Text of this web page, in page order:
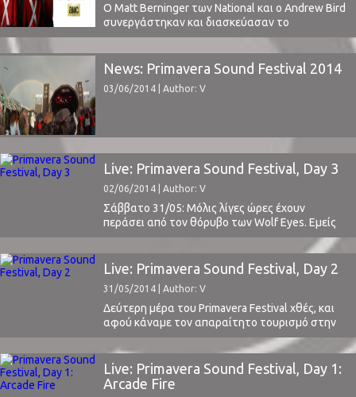
Ο Matt Berninger των National και ο Andrew Bird
συνεργάστηκαν και διασκεύασαν το
παραδοσιακό Αγγλικό τραγούδι A Lyke Wake
Dirge. Το κομμάτι προορίζεται για την σειρά
Turn του AMC.Η διασκευή είναι πάρα πολύ καλή,
μπάντες της δεκαετίας του '60. Με μία πολύ
News: Primavera Sound Festival 2014
03/06/2014 | Author: V
Live: Primavera Sound Festival, Day 3
02/06/2014 | Author: V
Σάββατο 31/05: Μόλις λίγες ώρες έχουν
περάσει από τον θόρυβο των Wolf Eyes. Εμείς
ξυπνάμε στο ξενοδοχείο νωρίς για να
τραγουδίσουμε το Slow Show των National, το
οποίο δεν έλεγε να σταματήσει να ακούγεται
στα αυτιά μας. Σκεφτόμασταν την χθεσινή
εμφάνιση του Justin Vernon με τους National και
περιμέναμε με ...
Live: Primavera Sound Festival, Day 2
31/05/2014 | Author: V
Δεύτερη μέρα του Primavera Festival χθές, και
αφού κάναμε τον απαραίτητο τουρισμό στην
πόλη, αποφασίσαμε να μπούμε μέσα στο
φεστιβάλ την ώρα που άρχισαν οι πρώτες
ψιχάλες.Υπό τις συνήθεις, για Ευρωπαικό
φεστιβάλ, συνθήκες λοιπόν κατευθύνθηκα
Live: Primavera Sound Festival, Day 1:
Arcade Fire